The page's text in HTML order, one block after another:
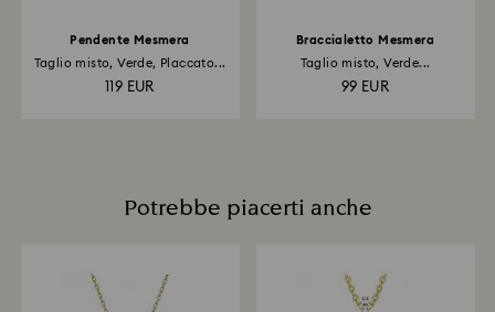
Pendente Mesmera
Taglio misto, Verde, Placcato...
119 EUR
Braccialetto Mesmera
Taglio misto, Verde...
99 EUR
Potrebbe piacerti anche